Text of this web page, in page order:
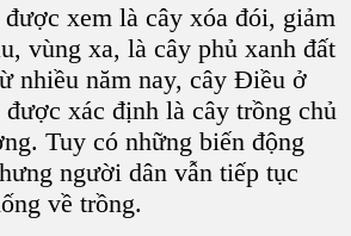
xem là cây xóa đói, giảm
vùng xa, là cây phủ xanh đất
nhiều năm nay, cây Điều ở
xác định là cây trồng chủ
Tuy có những biến động
người dân vẫn tiếp tục
về trồng.